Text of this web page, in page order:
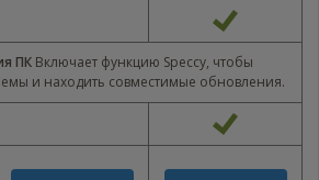
ПКВключает функцию Speccy, чтобы
и находить совместимые обновления.